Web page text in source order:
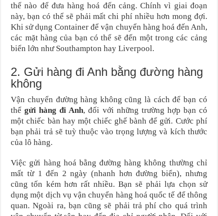
thế nào để đưa hàng hoá đến cảng. Chính vì giai đoạn
này, bạn có thể sẽ phải mất chi phí nhiều hơn mong đợi.
Khi sử dụng Container để vận chuyển hàng hoá đến Anh,
các mặt hàng của bạn có thể sẽ đến một trong các cảng
biển lớn như Southampton hay Liverpool.
2. Gửi hàng đi Anh bằng đường hàng
không
Vận chuyển đường hàng không cũng là cách để bạn có
thểgửi hàng đi Anh, đối với những trường hợp bạn có
một chiếc bàn hay một chiếc ghế bành để gửi. Cước phí
bạn phải trả sẽ tuỳ thuộc vào trọng lượng và kích thước
của lô hàng.
Việc gửi hàng hoá bằng đường hàng không thường chỉ
mất từ 1 đến 2 ngày (nhanh hơn đường biển), nhưng
cũng tốn kém hơn rất nhiều. Bạn sẽ phải lựa chọn sử
dụng một dịch vụ vận chuyển hàng hoá quốc tế để thông
quan. Ngoài ra, bạn cũng sẽ phải trả phí cho quá trình